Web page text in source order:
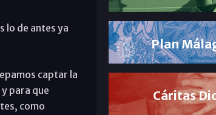
lo de antes ya
captar la
para que
como
Plan
Cáritas